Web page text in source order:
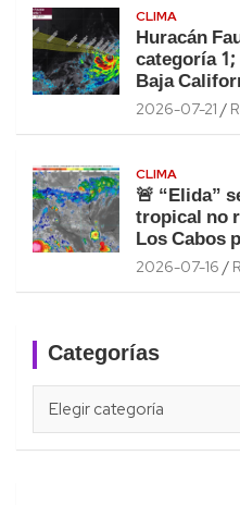
CLIMA
Huracán
categoría
Baja
2026-07-21
CLIMA
🚨 “Elida”
tropical no
Los Cabos
2026-07-16
Categorías